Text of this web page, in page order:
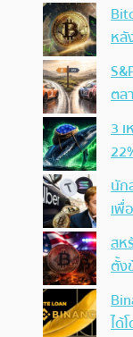
หลั
ตล
3
นัก
เพื่
สห
ตั้ง
ได้